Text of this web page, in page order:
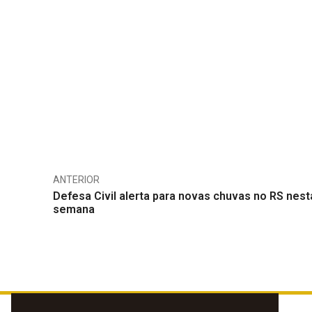
ANTERIOR
Defesa Civil alerta para novas chuvas no RS
semana